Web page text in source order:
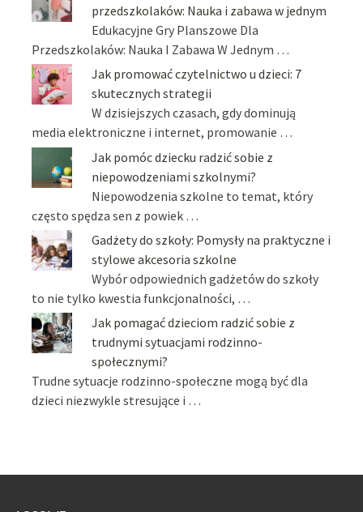
przedszkolaków: Nauka i zabawa w jednym
Edukacyjne Gry Planszowe Dla
Przedszkolaków: Nauka I Zabawa W Jednym …
Jak promować czytelnictwo u dzieci: 7
skutecznych strategii
W dzisiejszych czasach, gdy dominują
media elektroniczne i internet, promowanie …
Jak pomóc dziecku radzić sobie z
niepowodzeniami szkolnymi?
Niepowodzenia szkolne to temat, który
często spędza sen z powiek …
Gadżety do szkoły: Pomysły na praktyczne i
stylowe akcesoria szkolne
Wybór odpowiednich gadżetów do szkoły
to nie tylko kwestia funkcjonalności, …
Jak pomagać dzieciom radzić sobie z
trudnymi sytuacjami rodzinno-
społecznymi?
Trudne sytuacje rodzinno-społeczne mogą być dla
dzieci niezwykle stresujące i …